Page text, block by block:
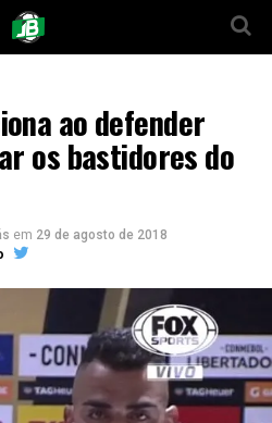
ao defender
os bastidores do
em 29 de agosto de 2018